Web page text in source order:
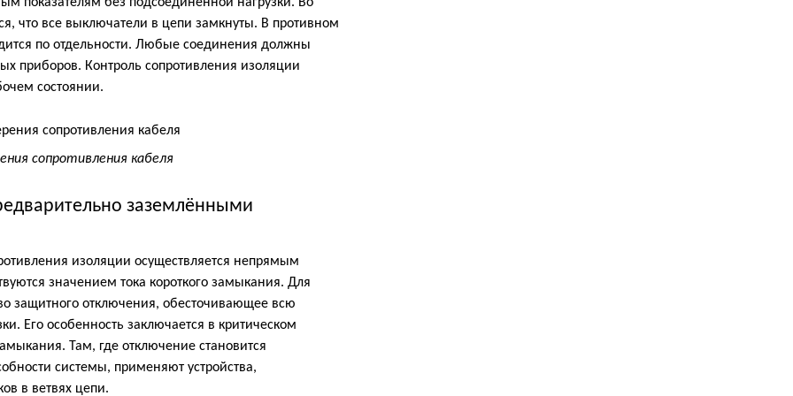
что все выключатели в цепи замкнуты. В противном
по отдельности. Любые соединения должны
приборов. Контроль сопротивления изоляции
состоянии.
сопротивления кабеля
заземлёнными
изоляции осуществляется непрямым
значением тока короткого замыкания. Для
защитного отключения, обесточивающее всю
Его особенность заключается в критическом
Там, где отключение становится
системы, применяют устройства,
в ветвях цепи.